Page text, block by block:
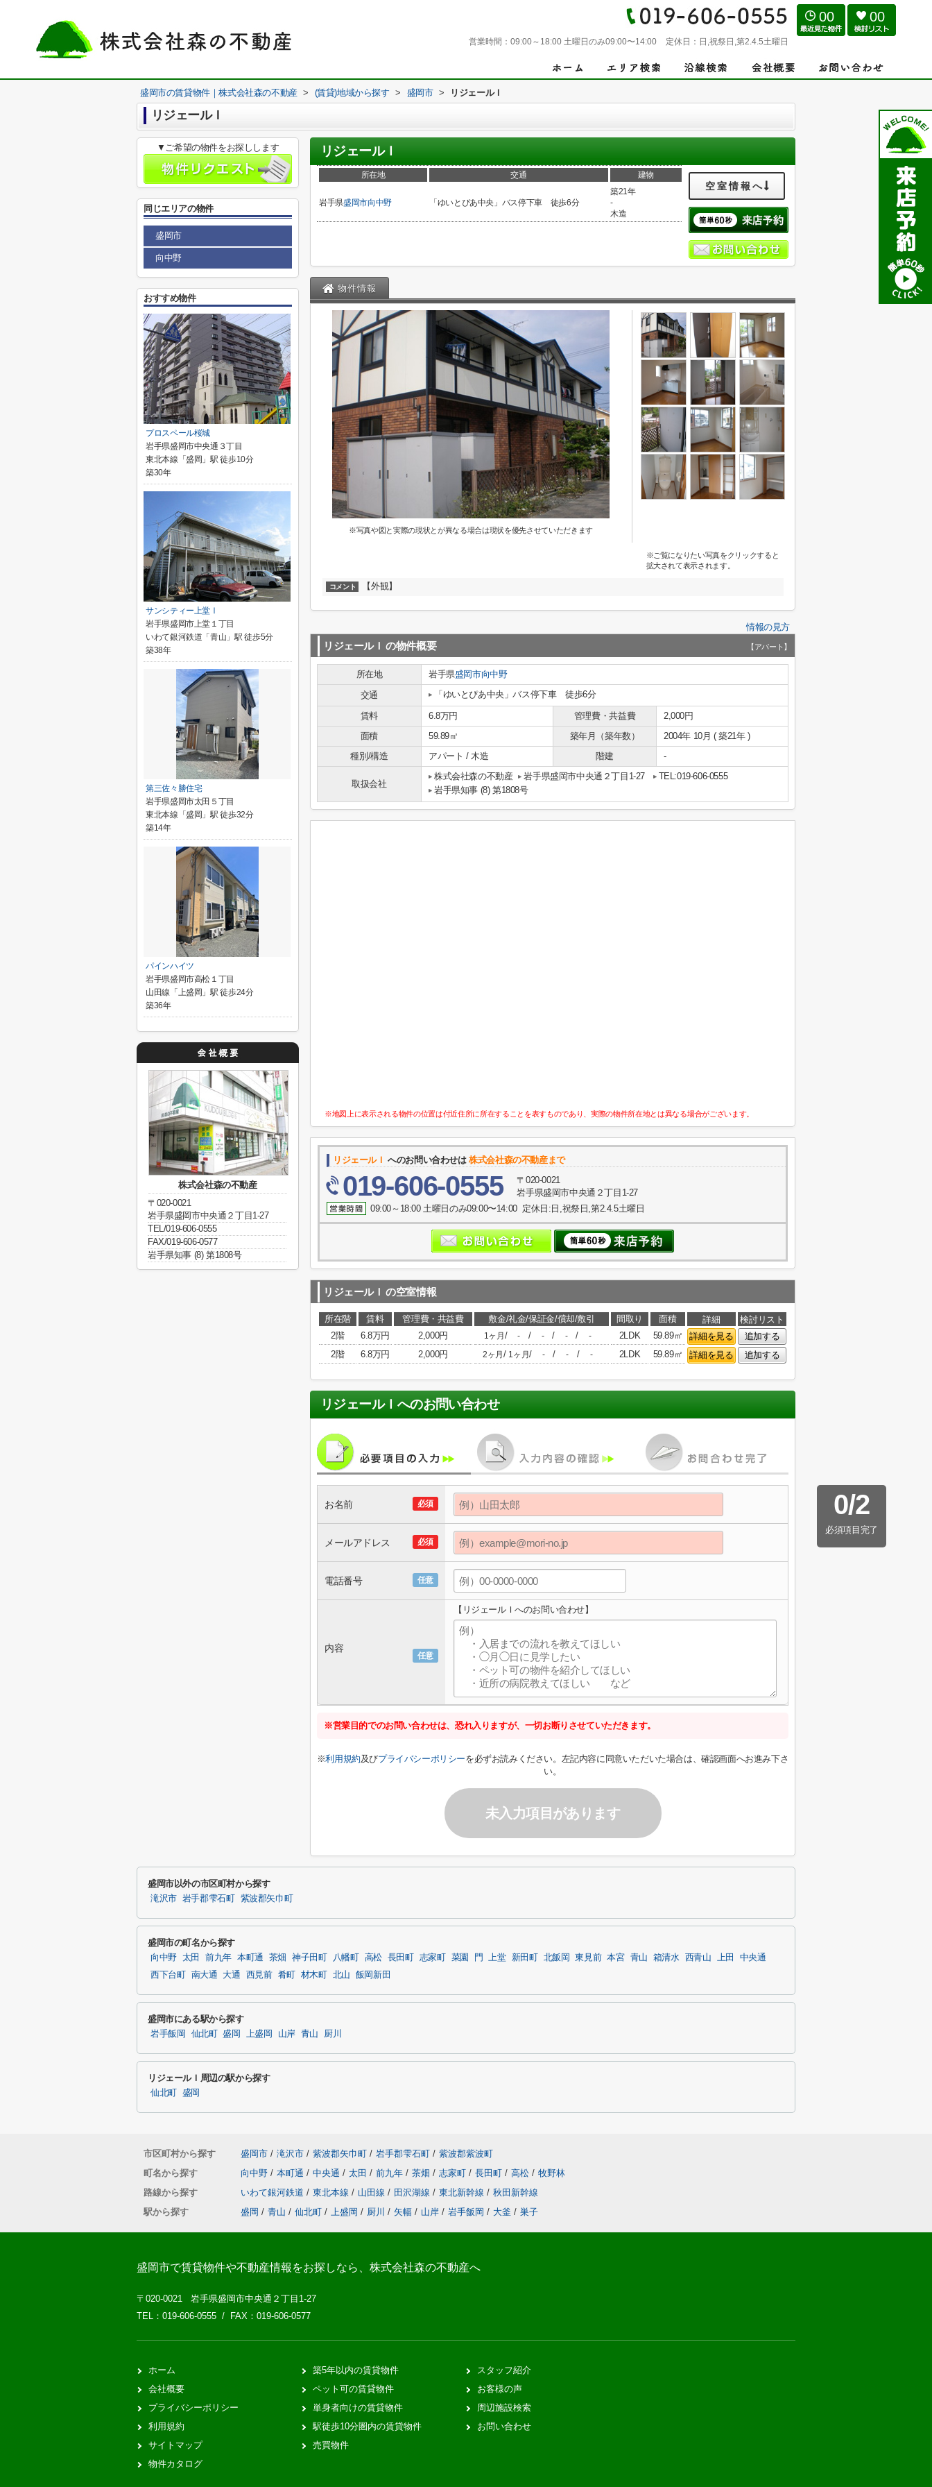
営業時間： 09:00～18:00 土曜日のみ09:00〜14:00 定休日： 日,祝祭日,第2.4.5土曜日
00 00
盛岡市の賃貸物件｜株式会社森の不動産 > (賃貸)地域から探す > 盛岡市 > リジェールＩ
リジェールＩ
リジェールＩ
所在地 交通 建物
岩手県盛岡市向中野 「ゆいとぴあ中央」バス停下車 徒歩6分
築21年
-
木造
空室情報へ
物件情報
※写真や図と実際の現状とが異なる場合は現状を優先させていただきます
※ご覧になりたい写真をクリックすると
拡大されて表示されます。
コメント 【外観】
情報の見方
リジェールＩ の物件概要 【アパート】
所在地 岩手県盛岡市向中野
交通
「ゆいとぴあ中央」バス停下車 徒歩6分
賃料 6.8万円 管理費・共益費
2,000円
面積
59.89㎡ 築年月（築年数）
2004年 10月 ( 築21年 )
種別/構造
アパート / 木造 階建 -
取扱会社
株式会社森の不動産 岩手県盛岡市中央通２丁目1-27
TEL:019-606-0555
岩手県知事 (8) 第1808号
※地図上に表示される物件の位置は付近住所に所在することを表すものであり、実際の物件所在地とは異なる場合がございます。
リジェールＩ へのお問い合わせは株式会社森の不動産まで
019-606-0555
〒020-0021
岩手県盛岡市中央通２丁目1-27
09:00～18:00 土曜日のみ09:00〜14:00 定休日:日,祝祭日,第2.4.5土曜日
リジェールＩ の空室情報
所在階 賃料 管理費・共益費 敷金/礼金/保証金/償却/敷引 間取り 面積 詳細
検討リスト
2階
6.8万円 2,000円 1ヶ月 / - / - / - / - 2LDK 59.89㎡ 詳細を見る
追加する
2階
6.8万円 2,000円 2ヶ月/ 1ヶ月/ - / - / - 2LDK 59.89㎡ 詳細を見る 追加する
リジェールＩ へのお問い合わせ
0/2
必須項目完了
必須
お名前
必須
メールアドレス
任意
電話番号
任意
内容
【リジェールＩへのお問い合わせ】
※営業目的でのお問い合わせは、恐れ入りますが、一切お断りさせていただきます。
※利用規約及びプライバシーポリシーを必ずお読みください。左記内容に同意いただいた場合は、確認画面へお進み下さ
い。
未入力項目があります
▼ご希望の物件をお探しします
同じエリアの物件
盛岡市
向中野
おすすめ物件
プロスペール桜城
岩手県盛岡市中央通３丁目
東北本線「盛岡」駅 徒歩10分
築30年
サンシティー上堂Ⅰ
岩手県盛岡市上堂１丁目
いわて銀河鉄道「青山」駅 徒歩5分
築38年
第三佐々勝住宅
岩手県盛岡市太田５丁目
東北本線「盛岡」駅 徒歩32分
築14年
パインハイツ
岩手県盛岡市高松１丁目
山田線「上盛岡」駅 徒歩24分
築36年
株式会社森の不動産
〒020-0021
岩手県盛岡市中央通２丁目1-27
TEL/019-606-0555
FAX/019-606-0577
岩手県知事 (8) 第1808号
盛岡市以外の市区町村から探す
滝沢市 岩手郡雫石町 紫波郡矢巾町
盛岡市の町名から探す
向中野 太田 前九年 本町通 茶畑 神子田町 八幡町 高松 長田町 志家町 菜園 門 上堂 新田町 北飯岡 東見前 本宮 青山 箱清水 西青山 上田
中央通
西下台町
南大通 大通 西見前 肴町 材木町 北山 飯岡新田
盛岡市にある駅から探す
岩手飯岡 仙北町 盛岡 上盛岡 山岸 青山 厨川
リジェールＩ周辺の駅から探す
仙北町 盛岡
市区町村から探す 盛岡市 / 滝沢市 / 紫波郡矢巾町 / 岩手郡雫石町 / 紫波郡紫波町
町名から探す
向中野 / 本町通 / 中央通 / 太田 / 前九年 / 茶畑 / 志家町 / 長田町 / 高松 / 牧野林
路線から探す
いわて銀河鉄道 / 東北本線 / 山田線 / 田沢湖線 / 東北新幹線 / 秋田新幹線
駅から探す
盛岡 / 青山 / 仙北町 / 上盛岡 / 厨川 / 矢幅 / 山岸 / 岩手飯岡 / 大釜 / 巣子
盛岡市で賃貸物件や不動産情報をお探しなら、株式会社森の不動産へ
〒020-0021 岩手県盛岡市中央通２丁目1-27
TEL：019-606-0555 / FAX：019-606-0577
ホーム
会社概要
プライバシーポリシー
利用規約
サイトマップ
物件カタログ
築5年以内の賃貸物件
ペット可の賃貸物件
単身者向けの賃貸物件
駅徒歩10分圏内の賃貸物件
売買物件
スタッフ紹介
お客様の声
周辺施設検索
お問い合わせ